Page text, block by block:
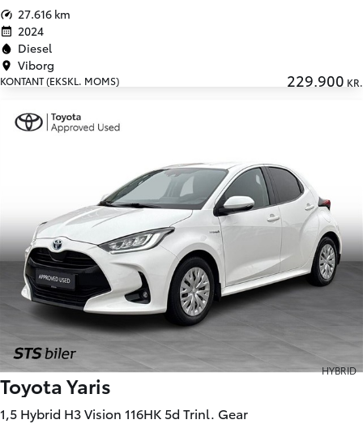
27.616 km
2024
Diesel
Viborg
KONTANT (EKSKL. MOMS) 229.900 KR.
HYBRID
Toyota Yaris
1,5 Hybrid H3 Vision 116HK 5d Trinl. Gear